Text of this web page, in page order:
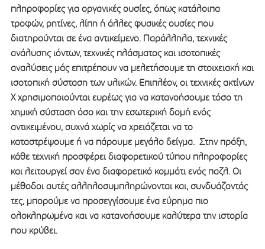
πληροφορίες για οργανικές ουσίες, όπως κατάλοιπα
τροφών, ρητίνες, λίπη ή άλλες φυσικές ουσίες που
διατηρούνται σε ένα αντικείμενο. Παράλληλα, τεχνικές
ανάλυσης ιόντων, τεχνικές πλάσματος και ισοτοπικές
αναλύσεις μάς επιτρέπουν να μελετήσουμε τη στοιχειακή και
ισοτοπική σύσταση των υλικών. Επιπλέον, οι τεχνικές ακτίνων
Χ χρησιμοποιούνται ευρέως για να κατανοήσουμε τόσο τη
χημική σύσταση όσο και την εσωτερική δομή ενός
αντικειμένου, συχνά χωρίς να χρειάζεται να το
καταστρέψουμε ή να πάρουμε μεγάλο δείγμα. Στην πράξη,
κάθε τεχνική προσφέρει διαφορετικού τύπου πληροφορίες
και λειτουργεί σαν ένα διαφορετικό κομμάτι ενός παζλ. Οι
μέθοδοι αυτές αλληλοσυμπληρώνονται και, συνδυάζοντάς
τες, μπορούμε να προσεγγίσουμε ένα εύρημα πιο
ολοκληρωμένα και να κατανοήσουμε καλύτερα την ιστορία
που κρύβει.